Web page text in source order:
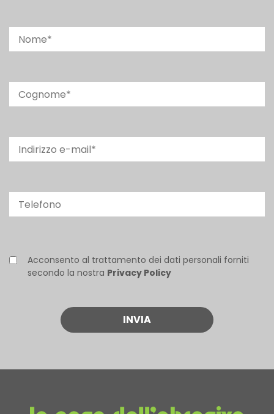
Acconsento al trattamento dei dati personali forniti
secondo la nostra Privacy Policy